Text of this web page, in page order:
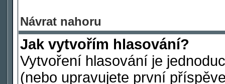
Návrat nahoru
Jak vytvořím hlasování?
Vytvoření hlasování je
(nebo upravujete první